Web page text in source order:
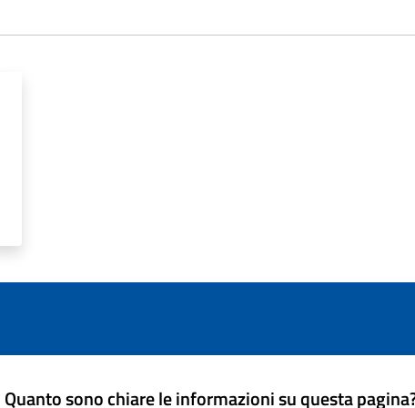
Quanto sono chiare le informazioni su questa